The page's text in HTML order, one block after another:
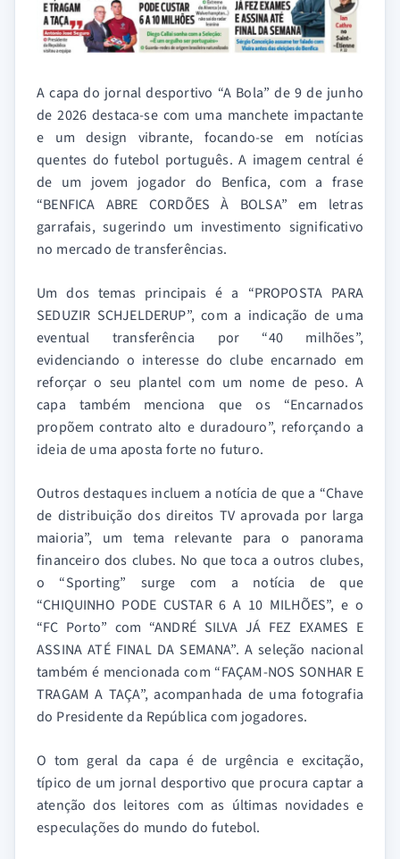
A capa do jornal desportivo “A Bola” de 9 de junho
de 2026 destaca-se com uma manchete impactante
e um design vibrante, focando-se em notícias
quentes do futebol português. A imagem central é
de um jovem jogador do Benfica, com a frase
“BENFICA ABRE CORDÕES À BOLSA” em letras
garrafais, sugerindo um investimento significativo
no mercado de transferências.
Um dos temas principais é a “PROPOSTA PARA
SEDUZIR SCHJELDERUP”, com a indicação de uma
eventual transferência por “40 milhões”,
evidenciando o interesse do clube encarnado em
reforçar o seu plantel com um nome de peso. A
capa também menciona que os “Encarnados
propõem contrato alto e duradouro”, reforçando a
ideia de uma aposta forte no futuro.
Outros destaques incluem a notícia de que a “Chave
de distribuição dos direitos TV aprovada por larga
maioria”, um tema relevante para o panorama
financeiro dos clubes. No que toca a outros clubes,
o “Sporting” surge com a notícia de que
“CHIQUINHO PODE CUSTAR 6 A 10 MILHÕES”, e o
“FC Porto” com “ANDRÉ SILVA JÁ FEZ EXAMES E
ASSINA ATÉ FINAL DA SEMANA”. A seleção nacional
também é mencionada com “FAÇAM-NOS SONHAR E
TRAGAM A TAÇA”, acompanhada de uma fotografia
do Presidente da República com jogadores.
O tom geral da capa é de urgência e excitação,
típico de um jornal desportivo que procura captar a
atenção dos leitores com as últimas novidades e
especulações do mundo do futebol.